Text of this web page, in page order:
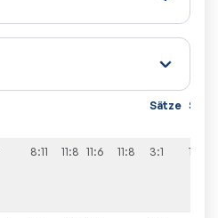
Sätze
8:11 11:8 11:6 11:8 3:1 10:0